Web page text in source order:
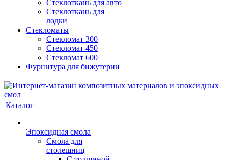
Стеклоткань для авто
Стеклоткань для
лодки
Стекломаты
Стекломат 300
Стекломат 450
Стекломат 600
Фурнитура для бижутерии
Каталог
Эпоксидная смола
Смола для
столешниц